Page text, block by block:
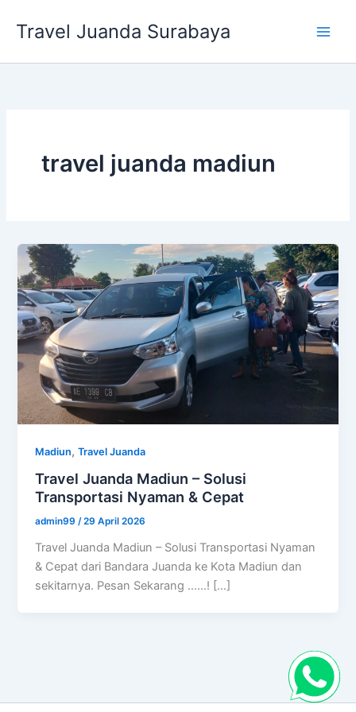
Travel Juanda Surabaya
travel juanda madiun
Madiun,Travel Juanda
Travel Juanda Madiun – Solusi
Transportasi Nyaman & Cepat
admin99/29 April 2026
Travel Juanda Madiun – Solusi Transportasi Nyaman
& Cepat dari Bandara Juanda ke Kota Madiun dan
sekitarnya. Pesan Sekarang ……! […]